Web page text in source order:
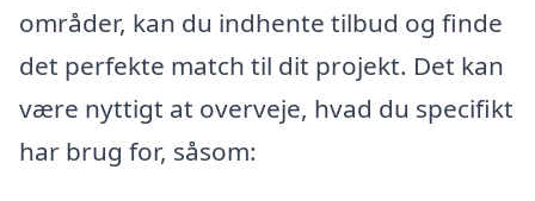
områder, kan du indhente tilbud og finde
det perfekte match til dit projekt. Det kan
være nyttigt at overveje, hvad du specifikt
har brug for, såsom: